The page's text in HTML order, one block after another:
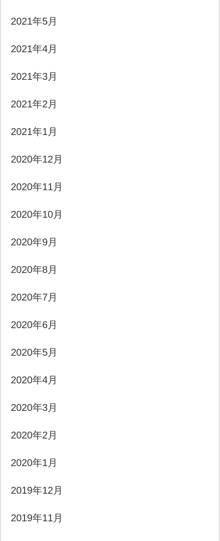
2021年5月
2021年4月
2021年3月
2021年2月
2021年1月
2020年12月
2020年11月
2020年10月
2020年9月
2020年8月
2020年7月
2020年6月
2020年5月
2020年4月
2020年3月
2020年2月
2020年1月
2019年12月
2019年11月